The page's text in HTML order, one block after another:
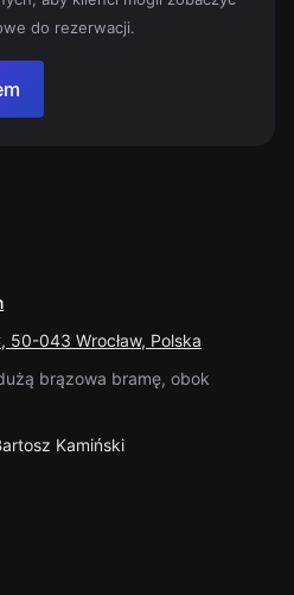
do rezerwacji.
50-043 Wrocław, Polska
brązowa bramę, obok
Kamiński